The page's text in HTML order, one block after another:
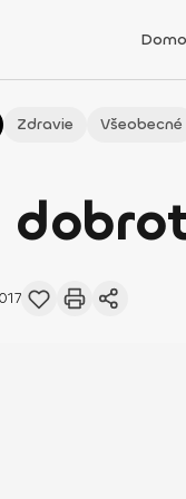
Zdravie Všeobecné